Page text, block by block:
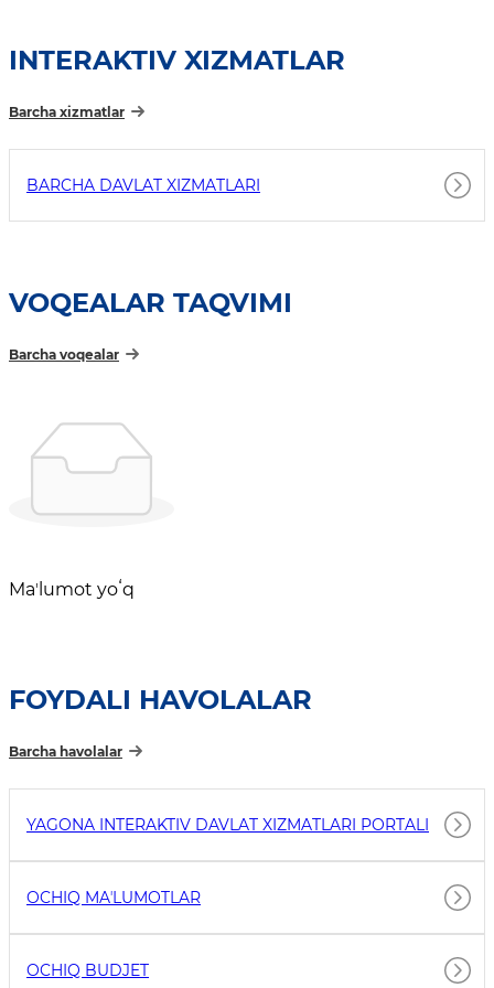
INTERAKTIV XIZMATLAR
Barcha xizmatlar
BARCHA DAVLAT XIZMATLARI
VOQEALAR TAQVIMI
Barcha voqealar
Maʼlumot yoʻq
FOYDALI HAVOLALAR
Barcha havolalar
YAGONA INTERAKTIV DAVLAT XIZMATLARI PORTALI
OCHIQ MAʼLUMOTLAR
OCHIQ BUDJET